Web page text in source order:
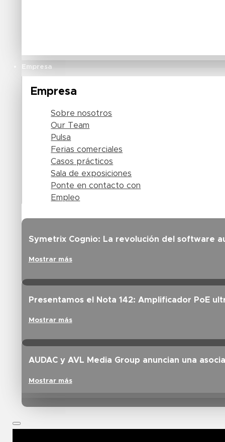
Empresa
Symetrix Cognio: La revolución del software
Mostrar más
Presentamos el Nota 142: Amplificador PoE
Mostrar más
AUDAC y AVL Media Group anuncian una
Mostrar más
Empresa
Sobre nosotros
Our Team
Pulsa
Ferias comerciales
Casos prácticos
Sala de exposiciones
Ponte en contacto con
Empleo